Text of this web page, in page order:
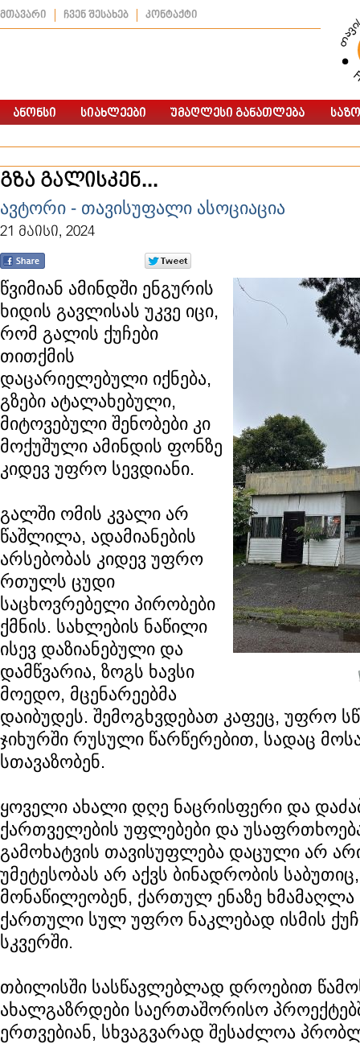
მთავარი ჩვენ შესახებ კონტაქტი
გზა გალისკენ...
ავტორი - თავისუფალი ასოციაცია
21 მაისი, 2024
წვიმიან ამინდში ენგურის
ხიდის გავლისას უკვე იცი,
რომ გალის ქუჩები
თითქმის
დაცარიელებული იქნება,
გზები ატალახებული,
მიტოვებული შენობები კი
მოქუშული ამინდის ფონზე
კიდევ უფრო სევდიანი.
გალში ომის კვალი არ
წაშლილა, ადამიანების
არსებობას კიდევ უფრო
რთულს ცუდი
საცხოვრებელი პირობები
ქმნის. სახლების ნაწილი
ისევ დაზიანებული და
დამწვარია, ზოგს ხავსი
მოედო, მცენარეებმა
დაიბუდეს. შემოგხვდებათ კაფეც, უფრო
ჯიხურში რუსული წარწერებით, სადაც
სთავაზობენ.
ყოველი ახალი დღე ნაცრისფერი და
ქართველების უფლებები და
გამოხატვის თავისუფლება დაცული არ
უმეტესობას არ აქვს ბინადრობის
მონაწილეობენ, ქართულ ენაზე ხმამაღლა
ქართული სულ უფრო ნაკლებად ისმის
სკვერში.
თბილისში სასწავლებლად დროებით
ახალგაზრდები საერთაშორისო
ერთვებიან, სხვაგვარად შესაძლოა